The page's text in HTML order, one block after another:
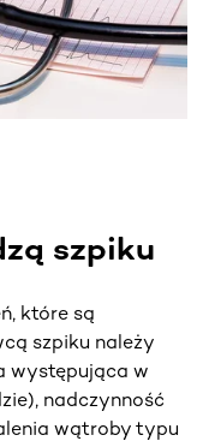
szpiku
które są
szpiku należy
występująca w
nadczynność
wątroby typu